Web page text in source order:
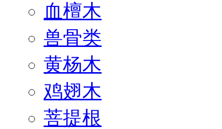
血檀木
兽骨类
黄杨木
鸡翅木
菩提根